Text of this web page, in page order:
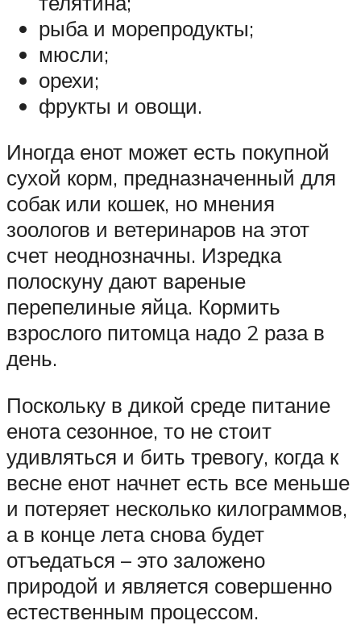
рыба и морепродукты;
мюсли;
орехи;
фрукты и овощи.
Иногда енот может есть покупной
сухой корм, предназначенный для
собак или кошек, но мнения
зоологов и ветеринаров на этот
счет неоднозначны. Изредка
полоскуну дают вареные
перепелиные яйца. Кормить
взрослого питомца надо 2 раза в
день.
Поскольку в дикой среде питание
енота сезонное, то не стоит
удивляться и бить тревогу, когда к
весне енот начнет есть все меньше
и потеряет несколько килограммов,
а в конце лета снова будет
отъедаться – это заложено
природой и является совершенно
естественным процессом.